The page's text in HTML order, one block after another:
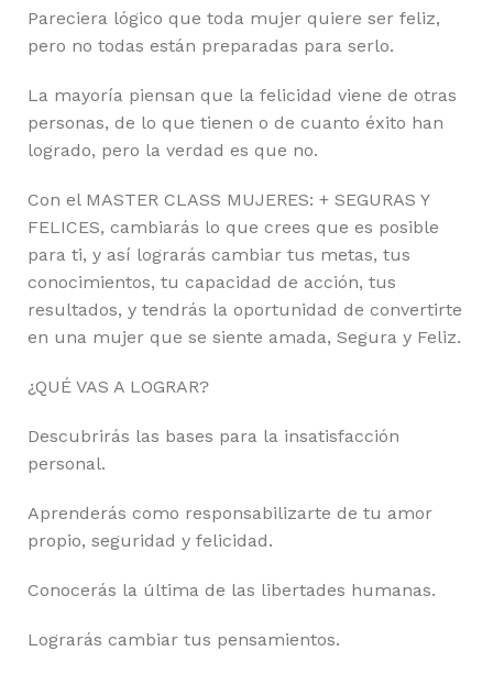
Pareciera lógico que toda mujer quiere ser feliz,
pero no todas están preparadas para serlo.
La mayoría piensan que la felicidad viene de otras
personas, de lo que tienen o de cuanto éxito han
logrado, pero la verdad es que no.
Con el MASTER CLASS MUJERES: + SEGURAS Y
FELICES, cambiarás lo que crees que es posible
para ti, y así lograrás cambiar tus metas, tus
conocimientos, tu capacidad de acción, tus
resultados, y tendrás la oportunidad de convertirte
en una mujer que se siente amada, Segura y Feliz.
¿QUÉ VAS A LOGRAR?
Descubrirás las bases para la insatisfacción
personal.
Aprenderás como responsabilizarte de tu amor
propio, seguridad y felicidad.
Conocerás la última de las libertades humanas.
Lograrás cambiar tus pensamientos.